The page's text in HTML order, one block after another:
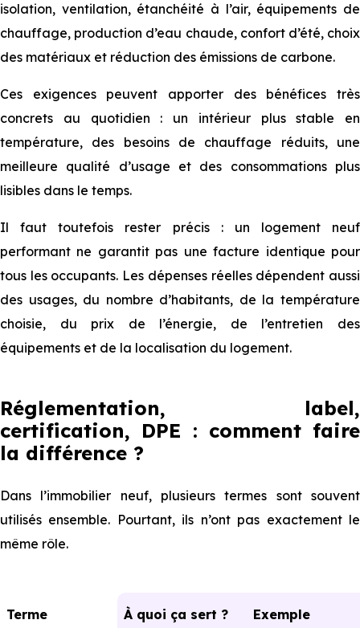
isolation, ventilation, étanchéité à l’air, équipements de
chauffage, production d’eau chaude, confort d’été, choix
des matériaux et réduction des émissions de carbone.
Ces exigences peuvent apporter des bénéfices très
concrets au quotidien : un intérieur plus stable en
température, des besoins de chauffage réduits, une
meilleure qualité d’usage et des consommations plus
lisibles dans le temps.
Il faut toutefois rester précis : un logement neuf
performant ne garantit pas une facture identique pour
tous les occupants. Les dépenses réelles dépendent aussi
des usages, du nombre d’habitants, de la température
choisie, du prix de l’énergie, de l’entretien des
équipements et de la localisation du logement.
Réglementation, label,
certification, DPE : comment faire
la différence ?
Dans l’immobilier neuf, plusieurs termes sont souvent
utilisés ensemble. Pourtant, ils n’ont pas exactement le
même rôle.
Terme À quoi ça sert ? Exemple